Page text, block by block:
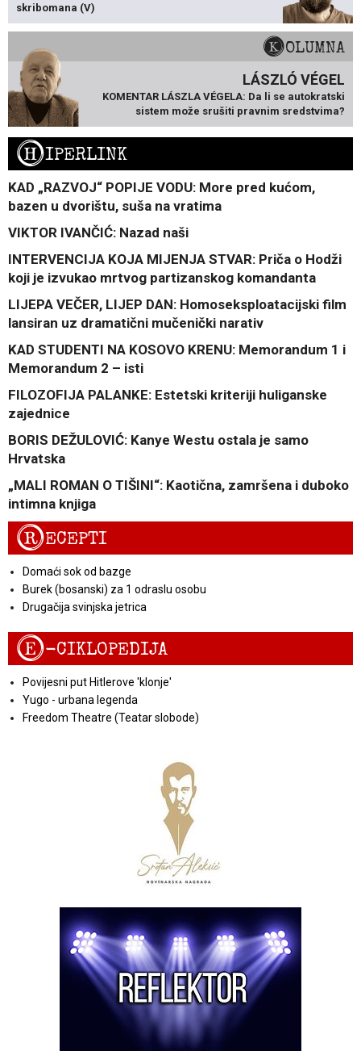
skribomana (V)
KOLUMNA
LÁSZLÓ VÉGEL
KOMENTAR LÁSZLA VÉGELA: Da li se autokratski
sistem može srušiti pravnim sredstvima?
HIPERLINK
KAD „RAZVOJ“ POPIJE VODU: More pred kućom,
bazen u dvorištu, suša na vratima
VIKTOR IVANČIĆ: Nazad naši
INTERVENCIJA KOJA MIJENJA STVAR: Priča o Hodži
koji je izvukao mrtvog partizanskog komandanta
LIJEPA VEČER, LIJEP DAN: Homoseksploatacijski film
lansiran uz dramatični mučenički narativ
KAD STUDENTI NA KOSOVO KRENU: Memorandum 1 i
Memorandum 2 – isti
FILOZOFIJA PALANKE: Estetski kriteriji huliganske
zajednice
BORIS DEŽULOVIĆ: Kanye Westu ostala je samo
Hrvatska
„MALI ROMAN O TIŠINI“: Kaotična, zamršena i duboko
intimna knjiga
RECEPTI
Domaći sok od bazge
Burek (bosanski) za 1 odraslu osobu
Drugačija svinjska jetrica
E-CIKLOPEDIJA
Povijesni put Hitlerove 'klonje'
Yugo - urbana legenda
Freedom Theatre (Teatar slobode)